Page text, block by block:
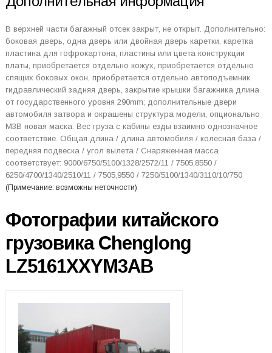
В верхней части багажный отсек закрыт, не открыт. Дополнительно:
боковая дверь, одна дверь или двойная дверь каретки, каретка
пластина для гофрокартона, пластины или цвета конструкции
платы, приобретается отдельно кожух, приобретается отдельно
спящих боковых окон, приобретается отдельно автоподъемник
гидравлический задняя дверь, закрытие крышки багажника длина
от государственного уровня 290mm; дополнительные двери
автомобиля затвора и окрашены структура модели, опционально
M3B новая маска. Вес груза с кабины езды взаимно однозначное
соответствие. Общая длина / длина автомобиля / колесная база /
передняя подвеска / угол вылета / Снаряженная масса
соответствует: 9000/6750/5100/1328/2572/11 / 7505,8550 /
6250/4700/1340/2510/11 / 7505,9550 / 7250/5100/1340/3110/10/750
(Примечание: возможны неточности)
Фотографии китайского
грузовика Chenglong
LZ5161XXYM3AB